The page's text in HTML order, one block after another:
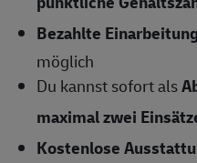
Bezahlte
möglich
Du kannst sofort als
maximal zwei
Kostenlose